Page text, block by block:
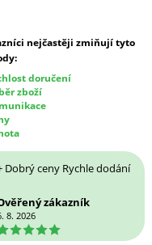
nejčastěji zmiňují tyto
doručení
zboží
Dobrý ceny Rychle dodání
zákazník
8. 2026